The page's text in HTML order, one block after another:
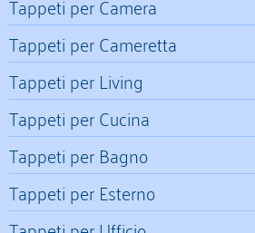
Tappeti per Cameretta
Tappeti per Living
Tappeti per Cucina
Tappeti per Bagno
Tappeti per Esterno